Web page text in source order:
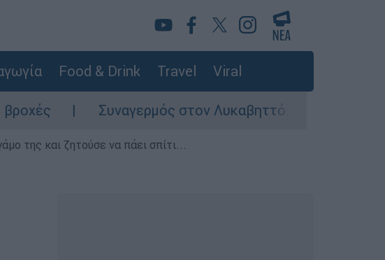
Food & Drink Travel Viral
Συναγερμός στον Λυκαβηττό: Σορός σε προχωρημένη
της και ζητούσε να πάει σπίτι...